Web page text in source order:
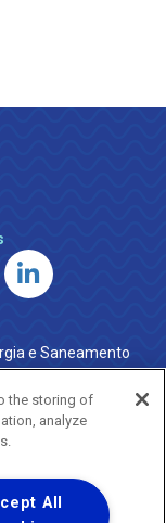
e Saneamento
·
the storing of
analyze
All